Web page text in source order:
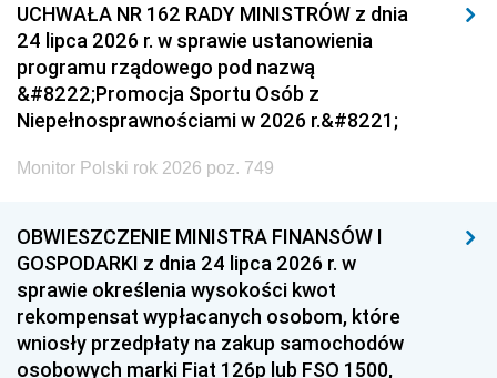
UCHWAŁA NR 162 RADY MINISTRÓW z dnia
24 lipca 2026 r. w sprawie ustanowienia
programu rządowego pod nazwą
&#8222;Promocja Sportu Osób z
Niepełnosprawnościami w 2026 r.&#8221;
Monitor Polski rok 2026 poz. 749
OBWIESZCZENIE MINISTRA FINANSÓW I
GOSPODARKI z dnia 24 lipca 2026 r. w
sprawie określenia wysokości kwot
rekompensat wypłacanych osobom, które
wniosły przedpłaty na zakup samochodów
osobowych marki Fiat 126p lub FSO 1500,